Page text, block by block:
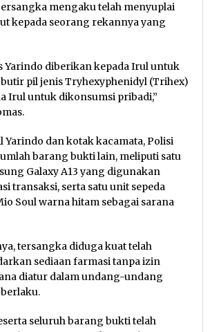
mengaku telah menyuplai
kepada seorang rekannya yang
Yarindo diberikan kepada Irul untuk
butir pil jenis Tryhexyphenidyl (Trihex)
Irul untuk dikonsumsi pribadi,”
Yarindo dan kotak kacamata, Polisi
barang bukti lain, meliputi satu
Galaxy A13 yang digunakan
transaksi, serta satu unit sepeda
Soul warna hitam sebagai sarana
tersangka diduga kuat telah
sediaan farmasi tanpa izin
diatur dalam undang-undang
seluruh barang bukti telah